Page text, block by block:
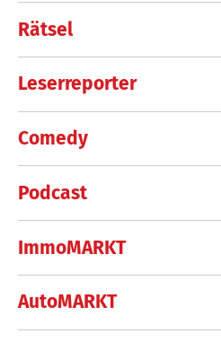
Rätsel
Leserreporter
Comedy
Podcast
ImmoMARKT
AutoMARKT